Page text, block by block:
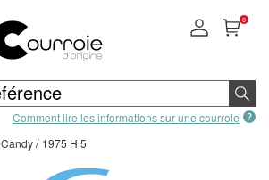
Comment lire les informations sur une courroie
0
Candy 1975 H 5